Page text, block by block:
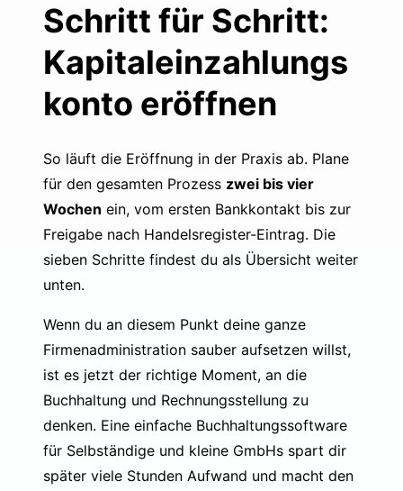
Schritt für Schritt:
Kapitaleinzahlungs
konto eröffnen
So läuft die Eröffnung in der Praxis ab. Plane
für den gesamten Prozess zwei bis vier
Wochen ein, vom ersten Bankkontakt bis zur
Freigabe nach Handelsregister-Eintrag. Die
sieben Schritte findest du als Übersicht weiter
unten.
Wenn du an diesem Punkt deine ganze
Firmenadministration sauber aufsetzen willst,
ist es jetzt der richtige Moment, an die
Buchhaltung und Rechnungsstellung zu
denken. Eine einfache Buchhaltungssoftware
für Selbständige und kleine GmbHs spart dir
später viele Stunden Aufwand und macht den